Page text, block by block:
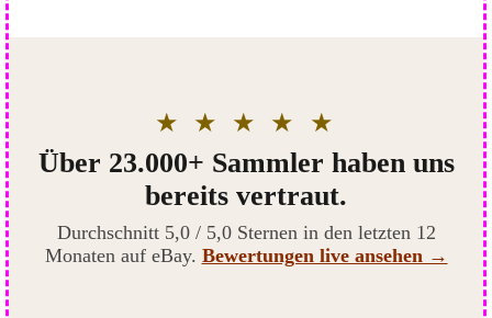
★ ★ ★ ★ ★
Über 23.000+ Sammler haben uns
bereits vertraut.
Durchschnitt 5,0 / 5,0 Sternen in den letzten 12
Monaten auf eBay. Bewertungen live ansehen →